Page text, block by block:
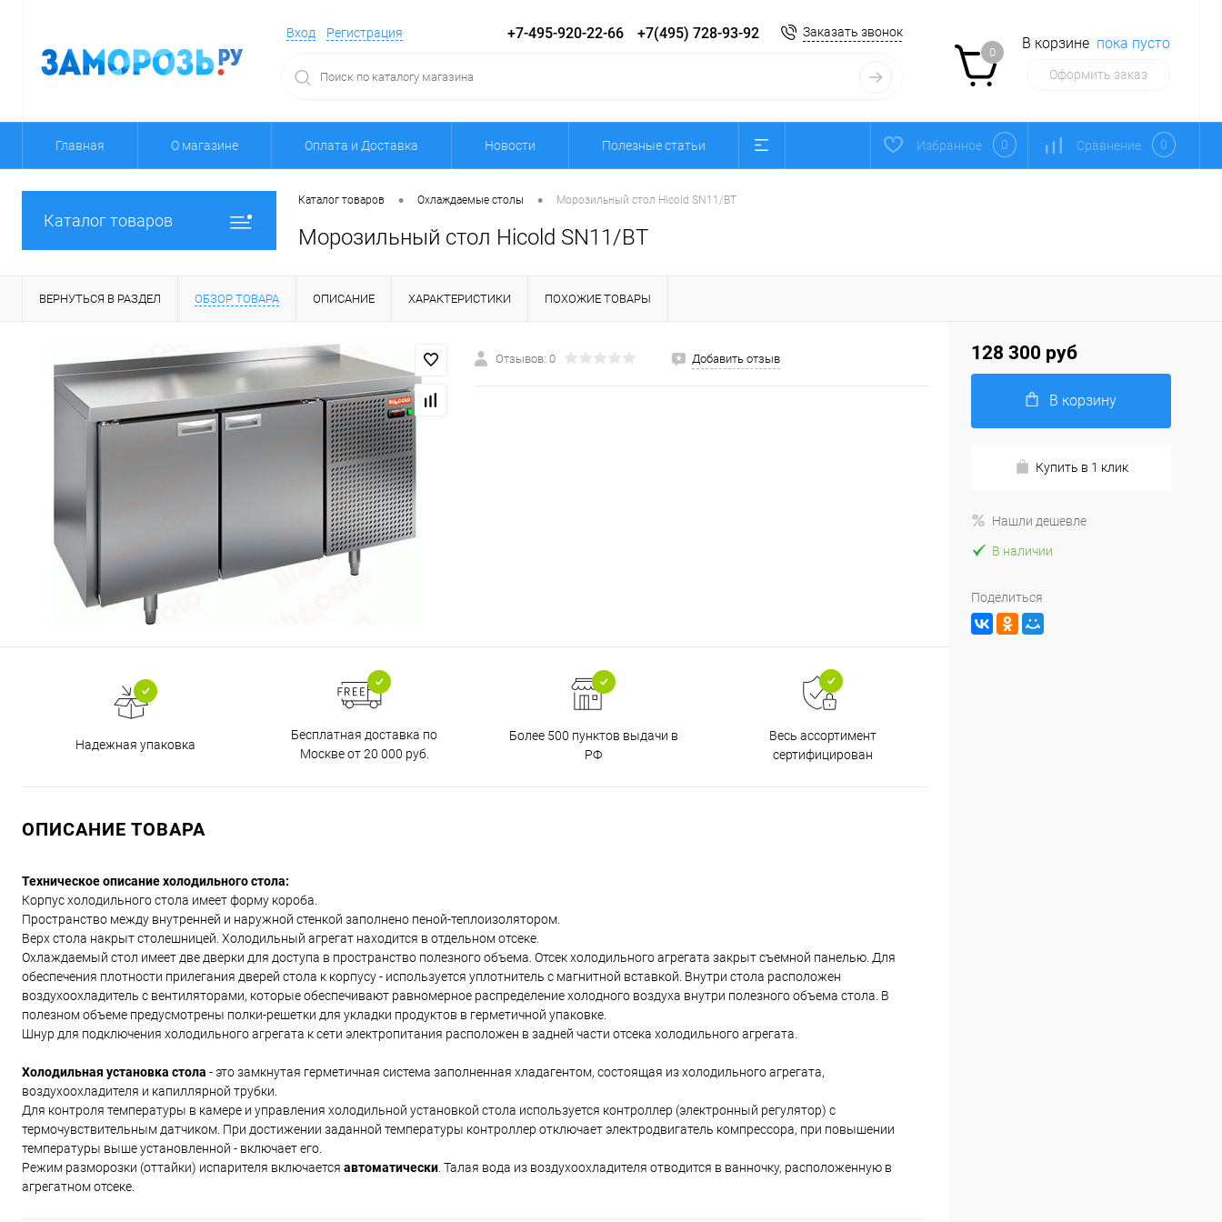
Вход Регистрация +7-495-920-22-66 +7(495) 728-93-92 Заказать звонок
0
В корзине пока пусто
Оформить заказ
Главная О магазине Оплата и Доставка Новости Полезные статьи Избранное 0 Сравнение 0
Каталог товаров
Каталог товаров • Охлаждаемые столы • Морозильный стол Hicold SN11/BT
Морозильный стол Hicold SN11/BT
ВЕРНУТЬСЯ В РАЗДЕЛ ОБЗОР ТОВАРА ОПИСАНИЕ ХАРАКТЕРИСТИКИ ПОХОЖИЕ ТОВАРЫ
Отзывов: 0 Добавить отзыв
Надежная упаковка
Бесплатная доставка по
Москве от 20 000 руб.
Более 500 пунктов выдачи в
РФ
Весь ассортимент
сертифицирован
ОПИСАНИЕ ТОВАРА
Техническое описание холодильного стола:
Корпус холодильного стола имеет форму короба.
Пространство между внутренней и наружной стенкой заполнено пеной-теплоизолятором.
Верх стола накрыт столешницей. Холодильный агрегат находится в отдельном отсеке.
Охлаждаемый стол имеет две дверки для доступа в пространство полезного объема. Отсек холодильного агрегата закрыт съемной панелью. Для
обеспечения плотности прилегания дверей стола к корпусу - используется уплотнитель с магнитной вставкой. Внутри стола расположен
воздухоохладитель с вентиляторами, которые обеспечивают равномерное распределение холодного воздуха внутри полезного объема стола. В
полезном объеме предусмотрены полки-решетки для укладки продуктов в герметичной упаковке.
Шнур для подключения холодильного агрегата к сети электропитания расположен в задней части отсека холодильного агрегата.
Холодильная установка стола - это замкнутая герметичная система заполненная хладагентом, состоящая из холодильного агрегата,
воздухоохладителя и капиллярной трубки.
Для контроля температуры в камере и управления холодильной установкой стола используется контроллер (электронный регулятор) с
термочувствительным датчиком. При достижении заданной температуры контроллер отключает электродвигатель компрессора, при повышении
температуры выше установленной - включает его.
Режим разморозки (оттайки) испарителя включается автоматически . Талая вода из воздухоохладителя отводится в ванночку, расположенную в
агрегатном отсеке.
128 300 руб
В корзину
Купить в 1 клик
Нашли дешевле
В наличии
Поделиться